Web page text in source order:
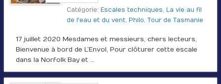
Catégorie: Escales techniques, La vie au fil
de l'eau et du vent, Philo, Tour de Tasmanie
17 juillet 2020 Mesdames et messieurs, chers lecteurs,
Bienvenue à bord de L’Envol, Pour clôturer cette escale
dans la Norfolk Bay et …